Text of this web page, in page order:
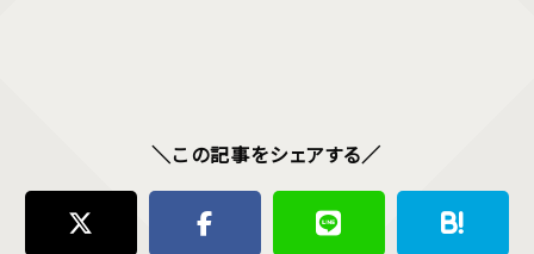
＼この記事をシェアする／